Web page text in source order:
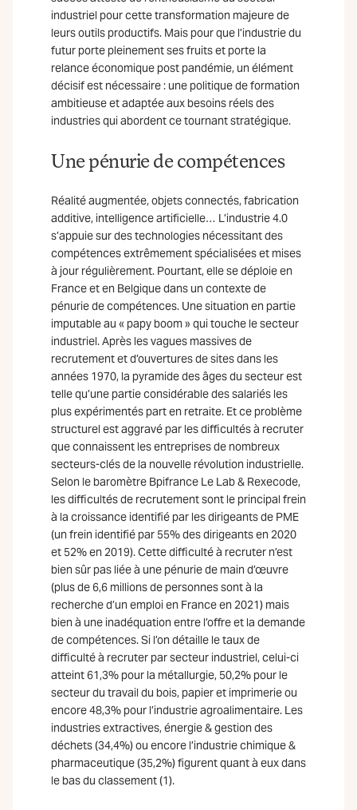
industriel pour cette transformation majeure de
leurs outils productifs. Mais pour que l’industrie du
futur porte pleinement ses fruits et porte la
relance économique post pandémie, un élément
décisif est nécessaire : une politique de formation
ambitieuse et adaptée aux besoins réels des
industries qui abordent ce tournant stratégique.
Une pénurie de compétences
Réalité augmentée, objets connectés, fabrication
additive, intelligence artificielle… L’industrie 4.0
s’appuie sur des technologies nécessitant des
compétences extrêmement spécialisées et mises
à jour régulièrement. Pourtant, elle se déploie en
France et en Belgique dans un contexte de
pénurie de compétences. Une situation en partie
imputable au « papy boom » qui touche le secteur
industriel. Après les vagues massives de
recrutement et d’ouvertures de sites dans les
années 1970, la pyramide des âges du secteur est
telle qu’une partie considérable des salariés les
plus expérimentés part en retraite. Et ce problème
structurel est aggravé par les difficultés à recruter
que connaissent les entreprises de nombreux
secteurs-clés de la nouvelle révolution industrielle.
Selon le baromètre Bpifrance Le Lab & Rexecode,
les difficultés de recrutement sont le principal frein
à la croissance identifié par les dirigeants de PME
(un frein identifié par 55% des dirigeants en 2020
et 52% en 2019). Cette difficulté à recruter n’est
bien sûr pas liée à une pénurie de main d’œuvre
(plus de 6,6 millions de personnes sont à la
recherche d’un emploi en France en 2021) mais
bien à une inadéquation entre l’offre et la demande
de compétences. Si l’on détaille le taux de
difficulté à recruter par secteur industriel, celui-ci
atteint 61,3% pour la métallurgie, 50,2% pour le
secteur du travail du bois, papier et imprimerie ou
encore 48,3% pour l’industrie agroalimentaire. Les
industries extractives, énergie & gestion des
déchets (34,4%) ou encore l’industrie chimique &
pharmaceutique (35,2%) figurent quant à eux dans
le bas du classement (1).